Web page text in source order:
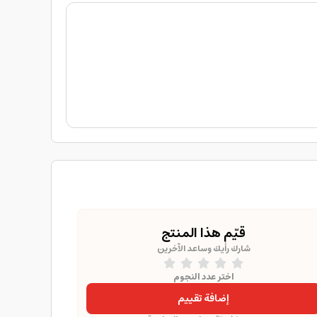
قيّم هذا المنتج
شارك رأيك وساعد الآخرين
اختر عدد النجوم
إضافة تقييم